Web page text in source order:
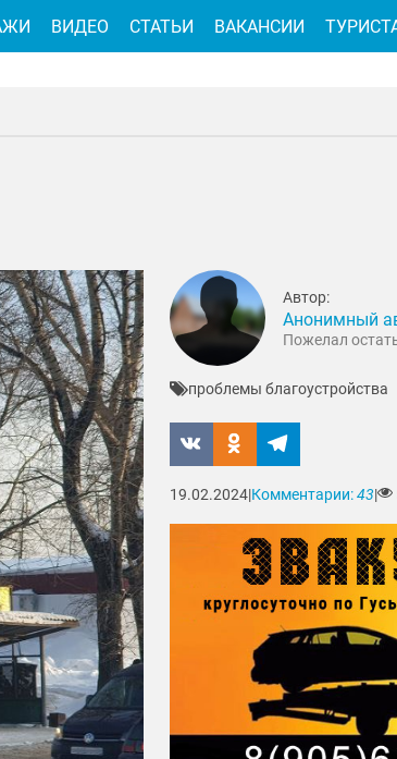
Автор:
Анонимный
Пожелал
проблемы благоустройства
19.02.2024|Комментарии:43|
ВИДЕО СТАТЬИ ВАКАНСИИ